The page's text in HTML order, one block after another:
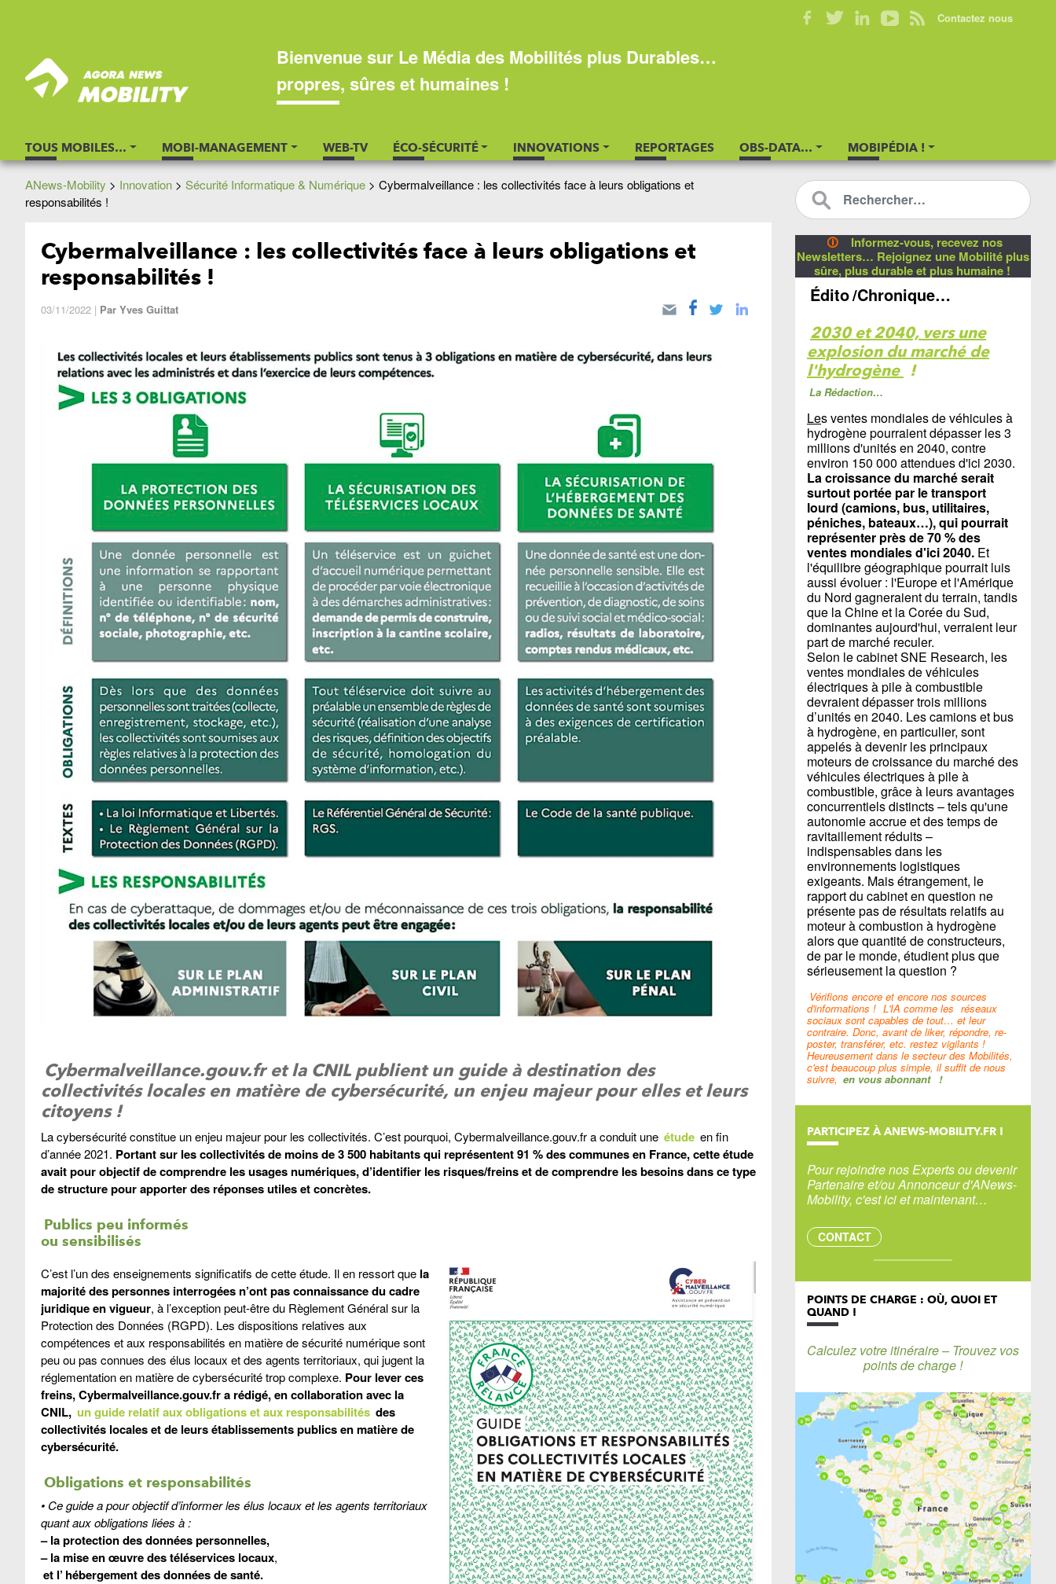
Bienvenue sur Le Média des Mobilités plus Durables…
propres, sûres et humaines !
TOUS MOBILES… MOBI-MANAGEMENT WEB-TV ÉCO-SÉCURITÉ INNOVATIONS REPORTAGES OBS-DATA… MOBIPÉDIA !
Contactez nous
ANews-Mobility > Innovation > Sécurité Informatique & Numérique > Cybermalveillance : les collectivités face à leurs obligations et
responsabilités !
Cybermalveillance : les collectivités face à leurs obligations et
responsabilités !
03/11/2022 | Par Yves Guittat
Cybermalveillance.gouv.fr et la CNIL publient un guide à destination des
collectivités locales en matière de cybersécurité, un enjeu majeur pour elles et leurs
citoyens !
La cybersécurité constitue un enjeu majeur pour les collectivités. C’est pourquoi, Cybermalveillance.gouv.fr a conduit une étude en fin
d’année 2021. Portant sur les collectivités de moins de 3 500 habitants qui représentent 91 % des communes en France, cette étude
avait pour objectif de comprendre les usages numériques, d’identifier les risques/freins et de comprendre les besoins dans ce type
de structure pour apporter des réponses utiles et concrètes.
Publics peu informés
ou sensibilisés
C’est l’un des enseignements significatifs de cette étude. Il en ressort que la
majorité des personnes interrogées n’ont pas connaissance du cadre
juridique en vigueur, à l’exception peut-être du Règlement Général sur la
Protection des Données (RGPD). Les dispositions relatives aux
compétences et aux responsabilités en matière de sécurité numérique sont
peu ou pas connues des élus locaux et des agents territoriaux, qui jugent la
réglementation en matière de cybersécurité trop complexe. Pour lever ces
freins, Cybermalveillance.gouv.fr a rédigé, en collaboration avec la
CNIL, un guide relatif aux obligations et aux responsabilités des
collectivités locales et de leurs établissements publics en matière de
cybersécurité.
Obligations et responsabilités
• Ce guide a pour objectif d’informer les élus locaux et les agents territoriaux
quant aux obligations liées à :
– la protection des données personnelles,
– la mise en œuvre des téléservices locaux,
et l’ hébergement des données de santé.
🛈
Informez-vous, recevez nos
Newsletters… Rejoignez une Mobilité plus
sûre, plus durable et plus humaine !
Édito/Chronique…
2030 et 2040, vers une
explosion du marché de
l'hydrogène !
La Rédaction…
Les ventes mondiales de véhicules à
hydrogène pourraient dépasser les 3
millions d'unités en 2040, contre
environ 150 000 attendues d'ici 2030.
La croissance du marché serait
surtout portée par le transport
lourd (camions, bus, utilitaires,
péniches, bateaux…), qui pourrait
représenter près de 70 % des
ventes mondiales d'ici 2040. Et
l'équilibre géographique pourrait luis
aussi évoluer : l'Europe et l'Amérique
du Nord gagneraient du terrain, tandis
que la Chine et la Corée du Sud,
dominantes aujourd'hui, verraient leur
part de marché reculer.
Selon le cabinet SNE Research, les
ventes mondiales de véhicules
électriques à pile à combustible
devraient dépasser trois millions
d’unités en 2040. Les camions et bus
à hydrogène, en particulier, sont
appelés à devenir les principaux
moteurs de croissance du marché des
véhicules électriques à pile à
combustible, grâce à leurs avantages
concurrentiels distincts – tels qu'une
autonomie accrue et des temps de
ravitaillement réduits –
indispensables dans les
environnements logistiques
exigeants. Mais étrangement, le
rapport du cabinet en question ne
présente pas de résultats relatifs au
moteur à combustion à hydrogène
alors que quantité de constructeurs,
de par le monde, étudient plus que
sérieusement la question ?
Vérifions encore et encore nos sources
d'informations ! L'IA comme les réseaux
sociaux sont capables de tout… et leur
contraire. Donc, avant de liker, répondre, re-
poster, transférer, etc. restez vigilants !
Heureusement dans le secteur des Mobilités,
c'est beaucoup plus simple, il suffit de nous
suivre, en vous abonnant !
PARTICIPEZ À ANEWS-MOBILITY.FR !
Pour rejoindre nos Experts ou devenir
Partenaire et/ou Annonceur d'ANews-
Mobility, c'est ici et maintenant…
CONTACT
POINTS DE CHARGE : OÙ, QUOI ET
QUAND !
Calculez votre itinéraire – Trouvez vos
points de charge !